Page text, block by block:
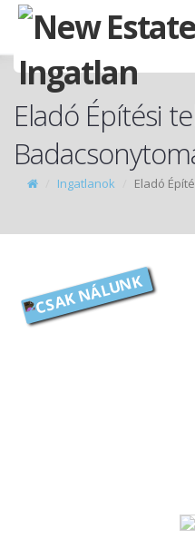
Eladó Építési
Ingatlanok Eladó